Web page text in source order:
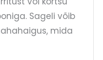
Sageli võib
mida